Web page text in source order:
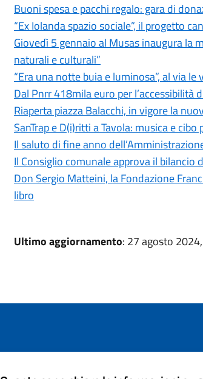
Buoni spesa e pacchi regalo: gara di
“Ex Iolanda spazio sociale”, il progetto
Giovedì 5 gennaio al Musas inaugura la
naturali e culturali”
“Era una notte buia e luminosa”, al via
Dal Pnrr 418mila euro per l’accessibilità
Riaperta piazza Balacchi, in vigore la
SanTrap e D(i)ritti a Tavola: musica e
Il saluto di fine anno
Il Consiglio comunale approva il bilancio
Don Sergio Matteini, la Fondazione
libro
Ultimo aggiornamento: 27 agosto